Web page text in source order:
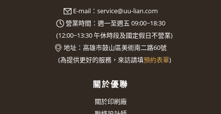
E-mail： service@uu-lian.com
營業時間：週一至週五 09:00~18:30
(12:00~13:30午休時段及國定假日不營業)
地址： 高雄市鼓山區美術南二路60號
(為提供更好的服務，來訪請填預約表單)
關於優聯
關於印刷廠